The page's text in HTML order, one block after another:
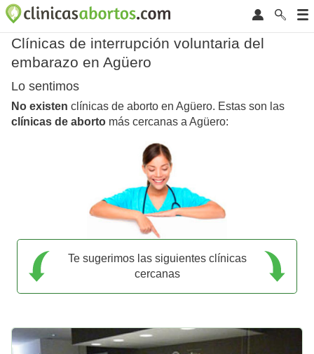
Clínicas de interrupción voluntaria del
embarazo en Agüero
Lo sentimos
No existen clínicas de aborto en Agüero. Estas son las
clínicas de aborto más cercanas a Agüero:
Te sugerimos las siguientes clínicas
cercanas